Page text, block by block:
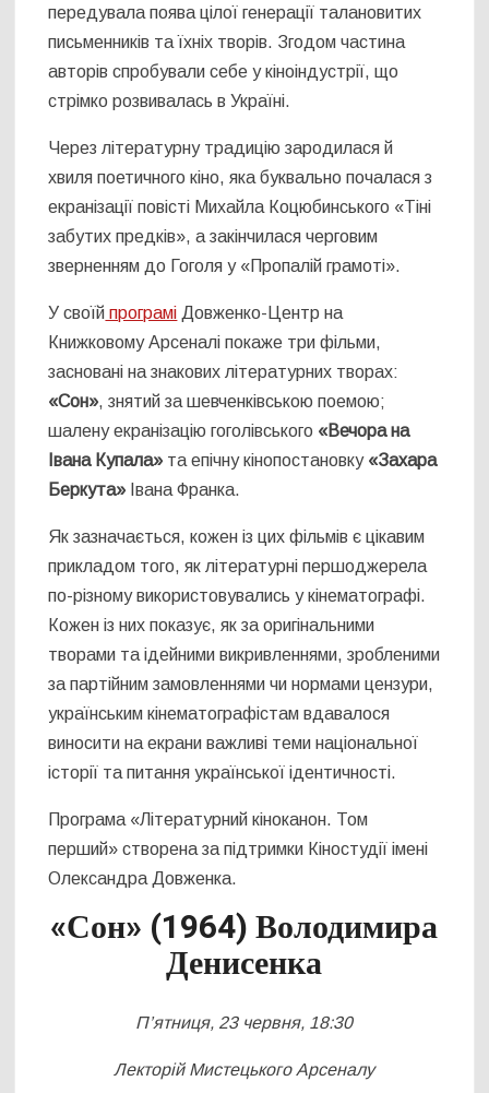
передувала поява цілої генерації талановитих
письменників та їхніх творів. Згодом частина
авторів спробували себе у кіноіндустрії, що
стрімко розвивалась в Україні.
Через літературну традицію зародилася й
хвиля поетичного кіно, яка буквально почалася з
екранізації повісті Михайла Коцюбинського «Тіні
забутих предків», а закінчилася черговим
зверненням до Гоголя у «Пропалій грамоті».
У своїй програмі Довженко-Центр на
Книжковому Арсеналі покаже три фільми,
засновані на знакових літературних творах:
«Сон», знятий за шевченківською поемою;
шалену екранізацію гоголівського «Вечора на
Івана Купала» та епічну кінопостановку «Захара
Беркута» Івана Франка.
Як зазначається, кожен із цих фільмів є цікавим
прикладом того, як літературні першоджерела
по-різному використовувались у кінематографі.
Кожен із них показує, як за оригінальними
творами та ідейними викривленнями, зробленими
за партійним замовленнями чи нормами цензури,
українським кінематографістам вдавалося
виносити на екрани важливі теми національної
історії та питання української ідентичності.
Програма «Літературний кіноканон. Том
перший» створена за підтримки Кіностудії імені
Олександра Довженка.
«Сон» (1964) Володимира
Денисенка
П’ятниця, 23 червня, 18:30
Лекторій Мистецького Арсеналу